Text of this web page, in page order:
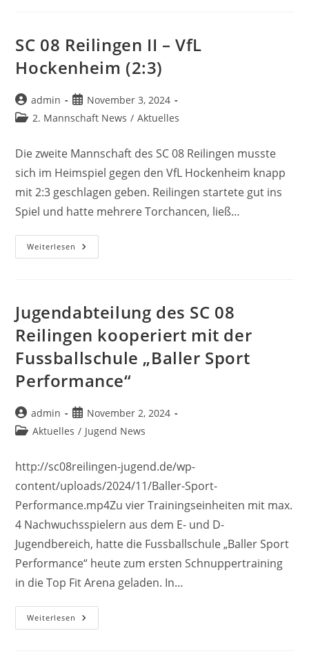
(1:1)
SC 08 Reilingen II – VfL
Hockenheim (2:3)
Beitrags-
Autor:
admin
Beitrag
veröffentlicht:
November 3, 2024
Beitrags-
2. Mannschaft News / Aktuelles
Die zweite Mannschaft des SC 08 Reilingen musste
sich im Heimspiel gegen den VfL Hockenheim knapp
mit 2:3 geschlagen geben. Reilingen startete gut ins
Spiel und hatte mehrere Torchancen, ließ…
Weiterlesen SC
08
Hockenheim
(2:3)
Jugendabteilung des SC 08
Reilingen kooperiert mit der
Fussballschule „Baller Sport
Performance“
Beitrags-
Autor:
admin
Beitrag
veröffentlicht:
November 2, 2024
Beitrags-
Aktuelles / Jugend News
http://sc08reilingen-jugend.de/wp-
content/uploads/2024/11/Baller-Sport-
Performance.mp4Zu vier Trainingseinheiten mit max.
4 Nachwuchsspielern aus dem E- und D-
Jugendbereich, hatte die Fussballschule „Baller Sport
Performance“ heute zum ersten Schnuppertraining
in die Top Fit Arena geladen. In…
Weiterlesen Jugendabteilung
Des